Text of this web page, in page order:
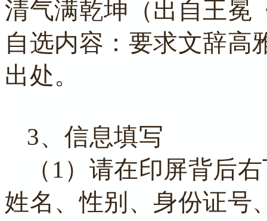
清气满乾坤（出自王冕
自选内容：要求文辞高
出处。
3、信息填写
（1）请在印屏背后
姓名、性别、身份证号